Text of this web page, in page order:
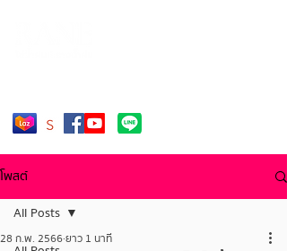
โพสต์
All Posts
28 ก.พ. 2566ยาว 1 นาที